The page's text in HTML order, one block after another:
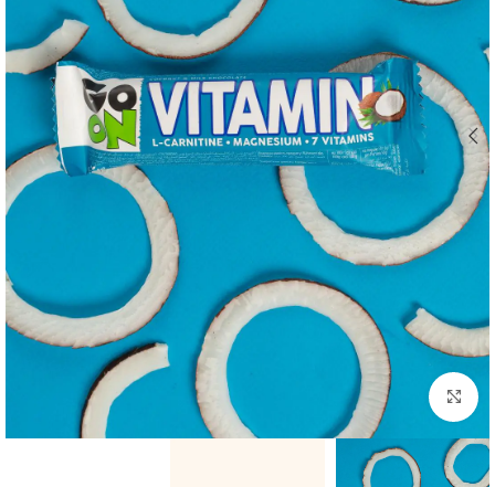
بزرگنمایی تصویر